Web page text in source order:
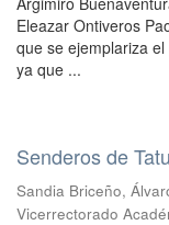
Eleazar Ontiveros
que se ejemplariza
ya que ...
Senderos de
Sandia Briceño,
Vicerrectorado